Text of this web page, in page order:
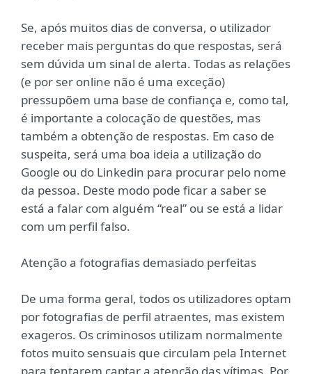
Se, após muitos dias de conversa, o utilizador
receber mais perguntas do que respostas, será
sem dúvida um sinal de alerta. Todas as relações
(e por ser online não é uma exceção)
pressupõem uma base de confiança e, como tal,
é importante a colocação de questões, mas
também a obtenção de respostas. Em caso de
suspeita, será uma boa ideia a utilização do
Google ou do Linkedin para procurar pelo nome
da pessoa. Deste modo pode ficar a saber se
está a falar com alguém “real” ou se está a lidar
com um perfil falso.
Atenção a fotografias demasiado perfeitas
De uma forma geral, todos os utilizadores optam
por fotografias de perfil atraentes, mas existem
exageros. Os criminosos utilizam normalmente
fotos muito sensuais que circulam pela Internet